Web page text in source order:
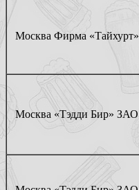
Москва Фирма
Москва «Тэдди Бир» ЗАО